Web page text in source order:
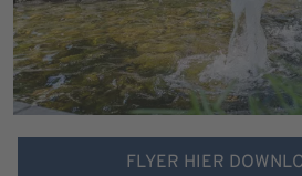
FLYER HIER